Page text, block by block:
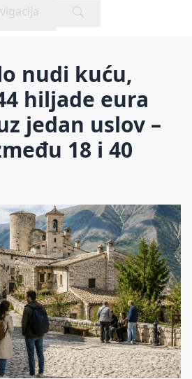
nudi kuću,
hiljade eura
jedan uslov –
18 i 40